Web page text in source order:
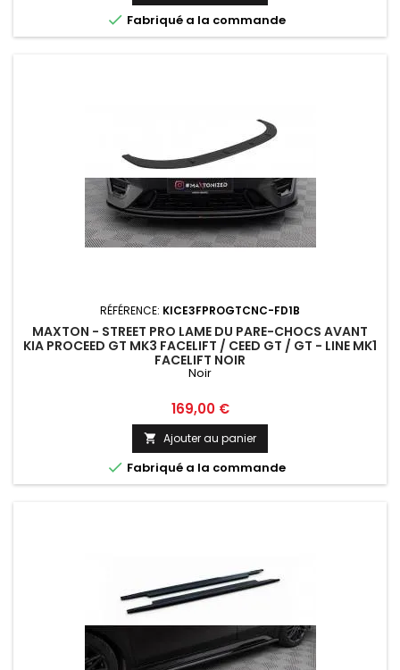
 Fabriqué a la commande
RÉFÉRENCE: KICE3FPROGTCNC-FD1B
MAXTON - STREET PRO LAME DU PARE-CHOCS AVANT
KIA PROCEED GT MK3 FACELIFT / CEED GT / GT - LINE MK1
FACELIFT NOIR
Noir
Prix
169,00 €
 Ajouter au panier
 Fabriqué a la commande